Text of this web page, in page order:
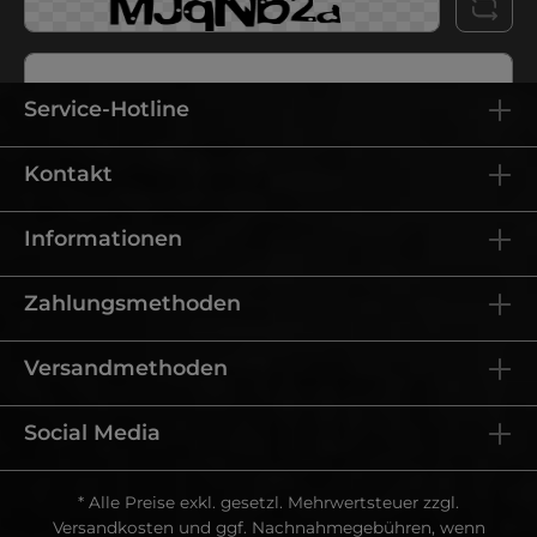
Ich habe die
zur Kenntnis
einverstanden.
Service-Hotline
Kontakt
Informationen
Zahlungsmethoden
Versandmethoden
Social Media
* Alle Preise exkl. gesetzl. Mehrwertsteuer zzgl.
Versandkosten und ggf. Nachnahmegebühren, wenn